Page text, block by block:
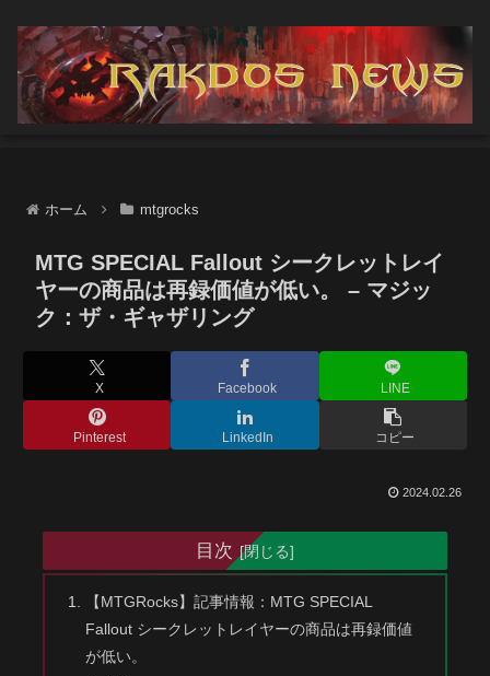
ホーム mtgrocks
MTG SPECIAL Fallout シークレットレイ
ヤーの商品は再録価値が低い。 – マジッ
ク：ザ・ギャザリング
X Facebook LINE
Pinterest LinkedIn コピー
2024.02.26
目次
【MTGRocks】記事情報：MTG SPECIAL
Fallout シークレットレイヤーの商品は再録価値
が低い。